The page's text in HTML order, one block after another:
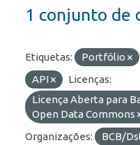
1 conjunto de
Etiquetas: Portfólio
API
Licenças:
Licença Aberta para
Open Data Commons
Organizações:
BCB/